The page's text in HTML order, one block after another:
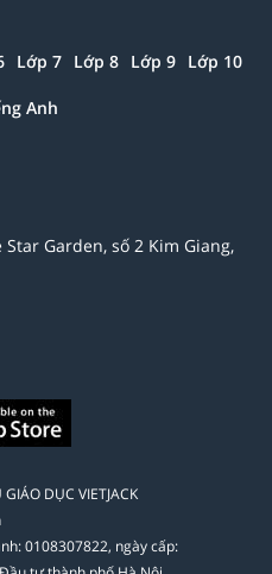
Lớp 7 Lớp 8 Lớp 9 Lớp 10
Anh
Star Garden, số 2 Kim Giang,
DỤC VIETJACK
0108307822, ngày cấp: